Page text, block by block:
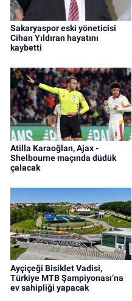
Sakaryaspor eski yöneticisi
Cihan Yıldıran hayatını
kaybetti
Atilla Karaoğlan, Ajax -
Shelbourne maçında düdük
çalacak
Ayçiçeği Bisiklet Vadisi,
Türkiye MTB Şampiyonası’na
ev sahipliği yapacak